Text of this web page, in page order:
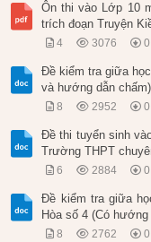
Ôn thi vào Lớp 10
trích đoạn Truyện
4 3076 0
Đề kiểm tra giữa
và hướng dẫn chấm)
8 2952 0
Đề thi tuyển sinh
Trường THPT
6 2884 0
Đề kiểm tra giữa
Hòa số 4 (Có
8 2762 0